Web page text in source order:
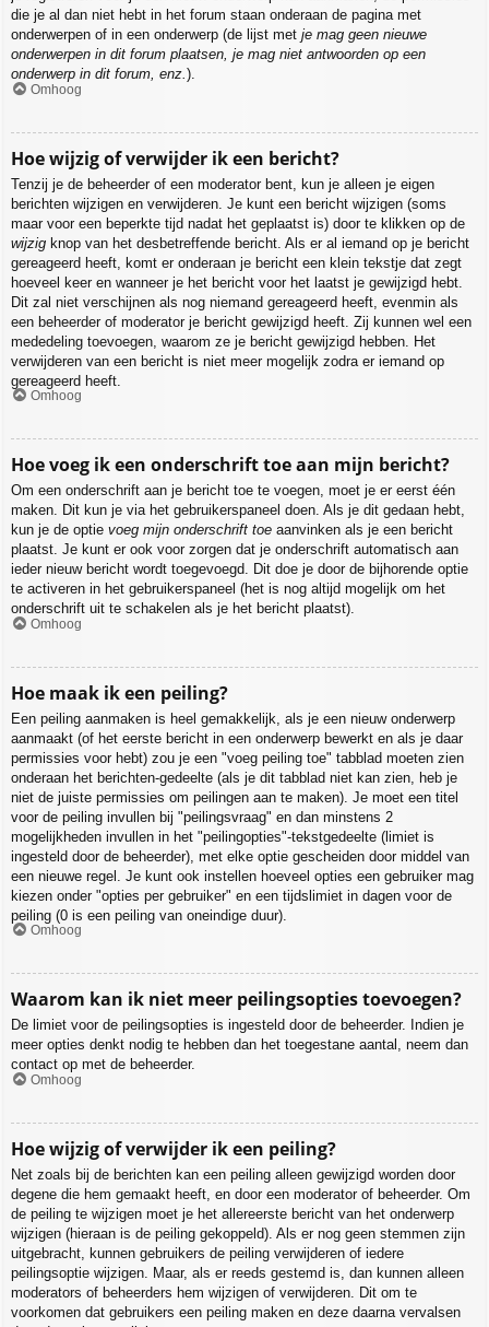
die je al dan niet hebt in het forum staan onderaan de pagina met
onderwerpen of in een onderwerp (de lijst met je mag geen nieuwe
onderwerpen in dit forum plaatsen, je mag niet antwoorden op een
onderwerp in dit forum, enz.).
Omhoog
Hoe wijzig of verwijder ik een bericht?
Tenzij je de beheerder of een moderator bent, kun je alleen je eigen
berichten wijzigen en verwijderen. Je kunt een bericht wijzigen (soms
maar voor een beperkte tijd nadat het geplaatst is) door te klikken op de
wijzig knop van het desbetreffende bericht. Als er al iemand op je bericht
gereageerd heeft, komt er onderaan je bericht een klein tekstje dat zegt
hoeveel keer en wanneer je het bericht voor het laatst je gewijzigd hebt.
Dit zal niet verschijnen als nog niemand gereageerd heeft, evenmin als
een beheerder of moderator je bericht gewijzigd heeft. Zij kunnen wel een
mededeling toevoegen, waarom ze je bericht gewijzigd hebben. Het
verwijderen van een bericht is niet meer mogelijk zodra er iemand op
gereageerd heeft.
Omhoog
Hoe voeg ik een onderschrift toe aan mijn bericht?
Om een onderschrift aan je bericht toe te voegen, moet je er eerst één
maken. Dit kun je via het gebruikerspaneel doen. Als je dit gedaan hebt,
kun je de optie voeg mijn onderschrift toe aanvinken als je een bericht
plaatst. Je kunt er ook voor zorgen dat je onderschrift automatisch aan
ieder nieuw bericht wordt toegevoegd. Dit doe je door de bijhorende optie
te activeren in het gebruikerspaneel (het is nog altijd mogelijk om het
onderschrift uit te schakelen als je het bericht plaatst).
Omhoog
Hoe maak ik een peiling?
Een peiling aanmaken is heel gemakkelijk, als je een nieuw onderwerp
aanmaakt (of het eerste bericht in een onderwerp bewerkt en als je daar
permissies voor hebt) zou je een "voeg peiling toe" tabblad moeten zien
onderaan het berichten-gedeelte (als je dit tabblad niet kan zien, heb je
niet de juiste permissies om peilingen aan te maken). Je moet een titel
voor de peiling invullen bij "peilingsvraag" en dan minstens 2
mogelijkheden invullen in het "peilingopties"-tekstgedeelte (limiet is
ingesteld door de beheerder), met elke optie gescheiden door middel van
een nieuwe regel. Je kunt ook instellen hoeveel opties een gebruiker mag
kiezen onder "opties per gebruiker" en een tijdslimiet in dagen voor de
peiling (0 is een peiling van oneindige duur).
Omhoog
Waarom kan ik niet meer peilingsopties toevoegen?
De limiet voor de peilingsopties is ingesteld door de beheerder. Indien je
meer opties denkt nodig te hebben dan het toegestane aantal, neem dan
contact op met de beheerder.
Omhoog
Hoe wijzig of verwijder ik een peiling?
Net zoals bij de berichten kan een peiling alleen gewijzigd worden door
degene die hem gemaakt heeft, en door een moderator of beheerder. Om
de peiling te wijzigen moet je het allereerste bericht van het onderwerp
wijzigen (hieraan is de peiling gekoppeld). Als er nog geen stemmen zijn
uitgebracht, kunnen gebruikers de peiling verwijderen of iedere
peilingsoptie wijzigen. Maar, als er reeds gestemd is, dan kunnen alleen
moderators of beheerders hem wijzigen of verwijderen. Dit om te
voorkomen dat gebruikers een peiling maken en deze daarna vervalsen